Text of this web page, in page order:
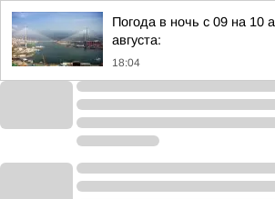
Погода в ночь с 09 на 10
августа:
18:04